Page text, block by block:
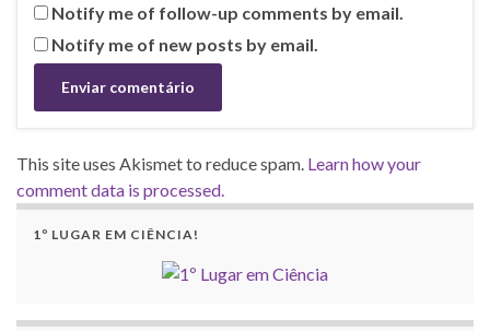
Notify me of follow-up comments by email.
Notify me of new posts by email.
This site uses Akismet to reduce spam. Learn how your
comment data is processed.
1º LUGAR EM CIÊNCIA!